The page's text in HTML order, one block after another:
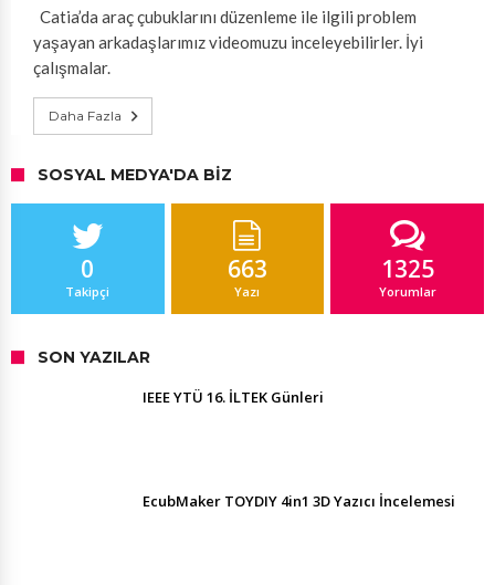
Catia’da araç çubuklarını düzenleme ile ilgili problem
yaşayan arkadaşlarımız videomuzu inceleyebilirler. İyi
çalışmalar.
Daha Fazla
SOSYAL MEDYA'DA BIZ
0
Takipçi
663
Yazı
1325
Yorumlar
SON YAZILAR
IEEE YTÜ 16. İLTEK Günleri
EcubMaker TOYDIY 4in1 3D Yazıcı İncelemesi